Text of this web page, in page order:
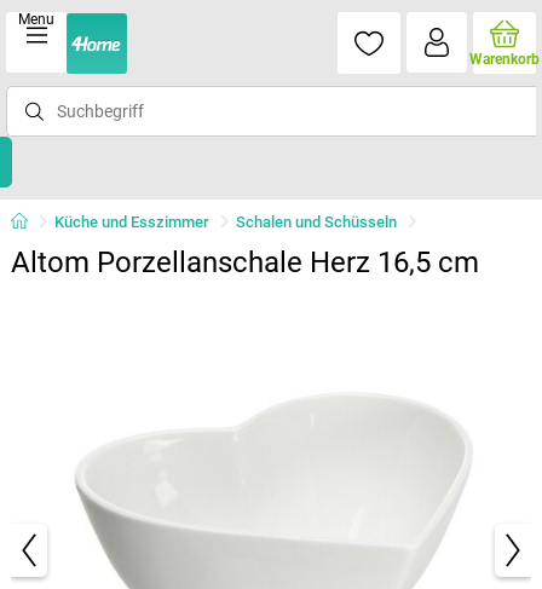
Menu
Warenkorb
Küche und Esszimmer Schalen und Schüsseln
Altom Porzellanschale Herz 16,5 cm